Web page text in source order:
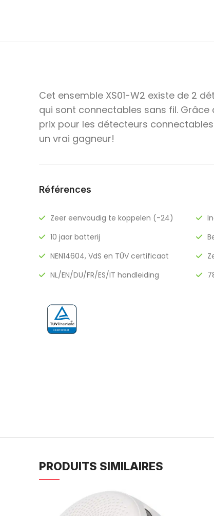
Cet ensemble XS01-W2 existe de 2
qui sont connectables sans fil.
prix pour les détecteurs
un vrai gagneur!
Références
Zeer eenvoudig te koppelen (-24)
10 jaar batterij
NEN14604, VdS en TÜV certificaat
NL/EN/DU/FR/ES/IT handleiding
CERTIFIED
PRODUITS SIMILAIRES